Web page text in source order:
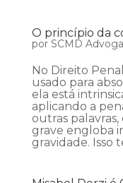
O princípio da
por SCMD
No Direito
usado para
ela está
aplicando a
outras
grave engloba
gravidade. Isso